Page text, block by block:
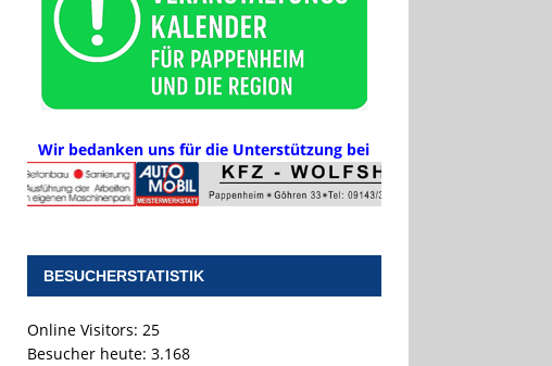
Wir bedanken uns für die Unterstützung bei
BESUCHERSTATISTIK
Online Visitors: 25
Besucher heute: 3.168